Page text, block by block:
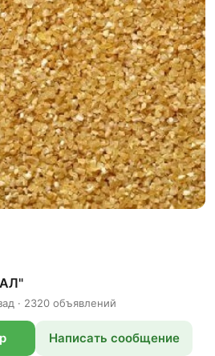
· 2320 объявлений
Написать сообщение